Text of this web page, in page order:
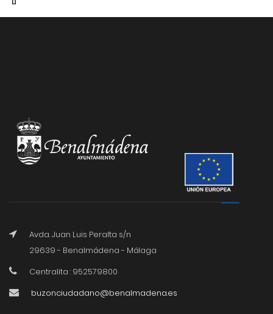
Avda. Juan Luis Peralta s/n
29639 - Benalmádena - Málaga
Centralita : 952579800
buzonciudadano@benalmadena.es